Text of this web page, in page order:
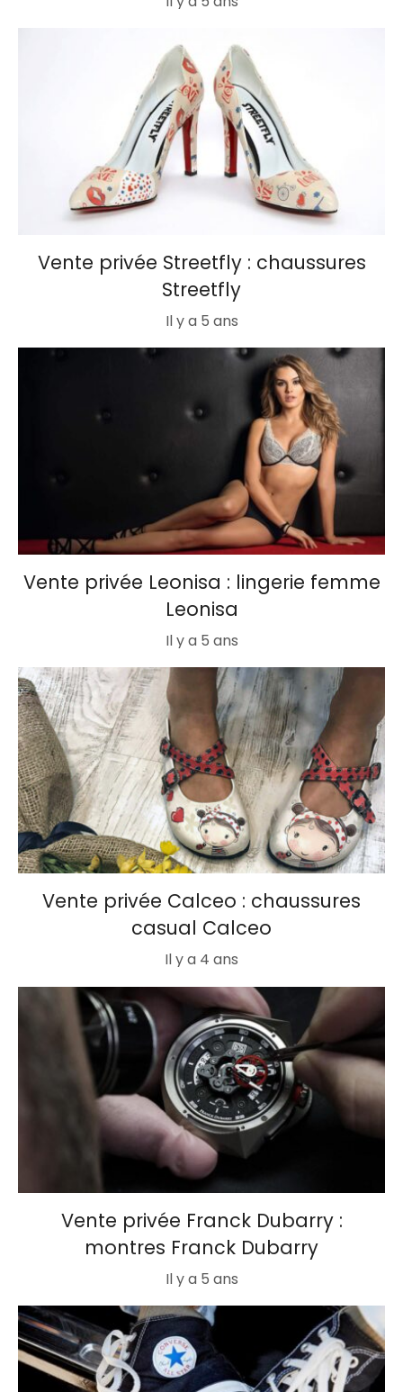
Vente privée Streetfly : chaussures
Streetfly
Il y a 5 ans
Vente privée Leonisa : lingerie femme
Leonisa
Il y a 5 ans
Vente privée Calceo : chaussures
casual Calceo
Il y a 4 ans
Vente privée Franck Dubarry :
montres Franck Dubarry
Il y a 5 ans